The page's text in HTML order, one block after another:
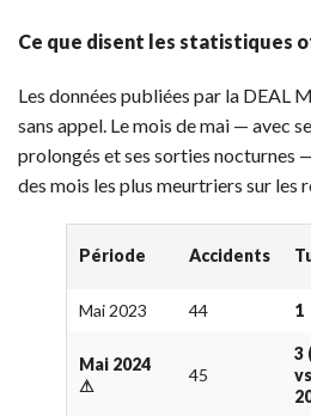
Ce que disent les statistiques
Les données publiées par la DEAL
sans appel. Le mois de mai — avec
prolongés et ses sorties nocturnes
des mois les plus meurtriers sur les
Période Accidents
Mai 2023 44 1
Mai 2024
⚠
45
3
vs